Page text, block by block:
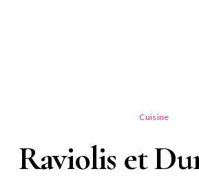
Cuisine
Raviolis et